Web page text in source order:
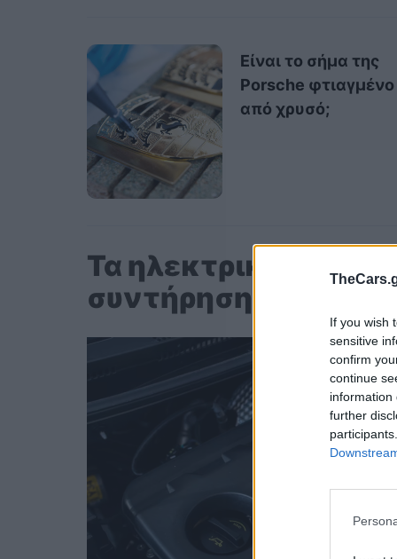
If you wish
sensitive
confirm
continue
information
further
Είναι το σήμα της
Porsche φτιαγμένο
από χρυσό;
Τα ηλεκτρικά
συντήρηση;